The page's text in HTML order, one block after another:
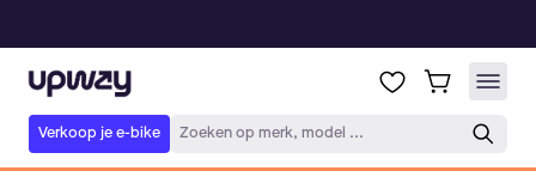
Upway
Verkoop je e-bike Zoeken op merk, model ...